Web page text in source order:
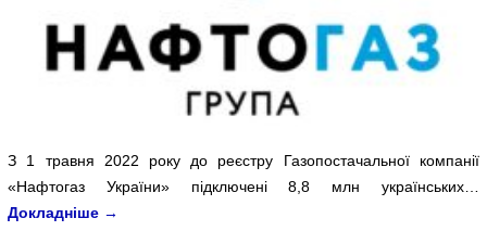
З 1 травня 2022 року до реєстру Газопостачальної компанії
«Нафтогаз України» підключені 8,8 млн українських…
Докладніше →